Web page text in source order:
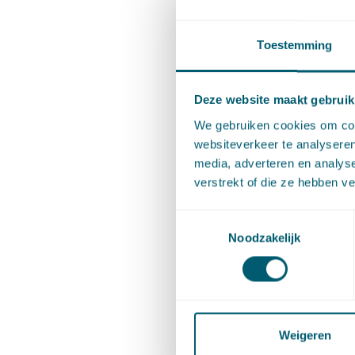
Toestemming
Deze website maakt
We gebruiken cookies om
websiteverkeer te
media, adverteren en
verstrekt of die ze hebben
Noodzakelijk
Weigeren
Wat
maakt
een